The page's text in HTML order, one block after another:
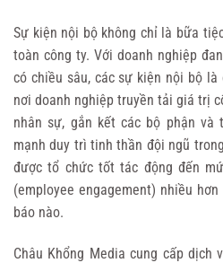
Sự kiện nội bộ không chỉ là bữa
toàn công ty. Với doanh nghiệp
có chiều sâu, các sự kiện nội bộ
nơi doanh nghiệp truyền tải giá trị
nhân sự, gắn kết các bộ phận
mạnh duy trì tinh thần đội ngũ
được tổ chức tốt tác động đến
(employee engagement) nhiều
báo nào.
Châu Khổng Media cung cấp